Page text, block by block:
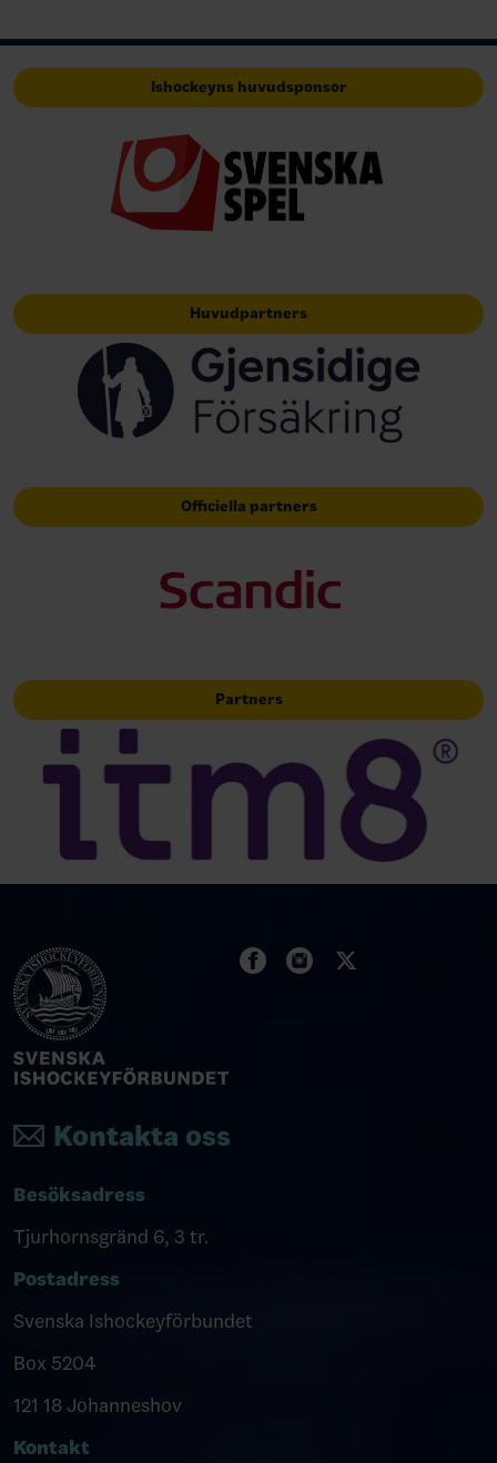
Ishockeyns huvudsponsor
Huvudpartners
Officiella partners
Partners
Kontakta oss
Besöksadress
Tjurhornsgränd 6, 3 tr.
Postadress
Svenska Ishockeyförbundet
Box 5204
121 18 Johanneshov
Kontakt